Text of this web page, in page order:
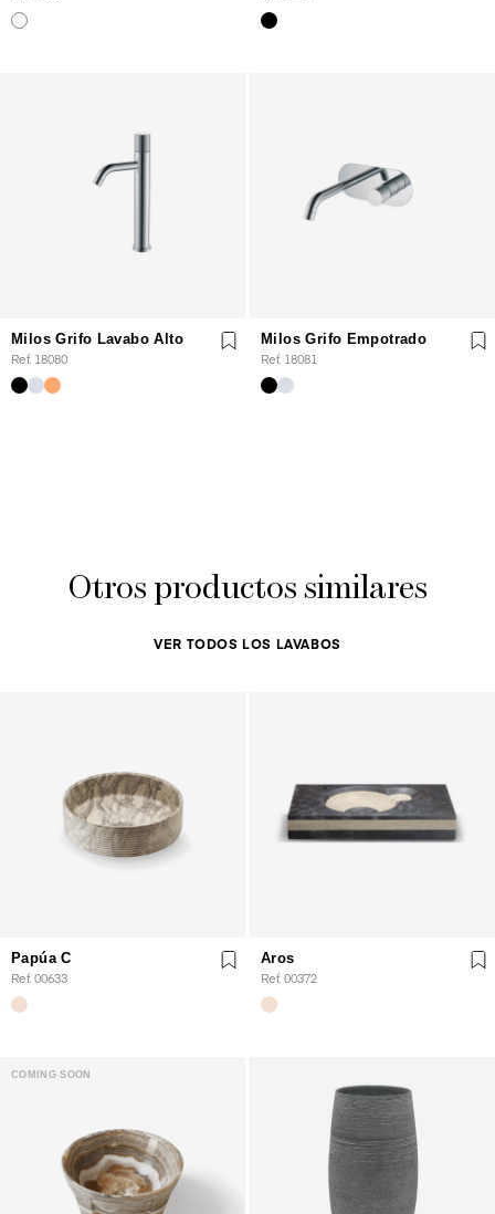
Milos Grifo Lavabo Alto
Ref. 18080
Milos Grifo Empotrado
Ref. 18081
Otros productos similares
VER TODOS LOS LAVABOS
Papúa C
Ref. 00633
Aros
Ref. 00372
COMING SOON